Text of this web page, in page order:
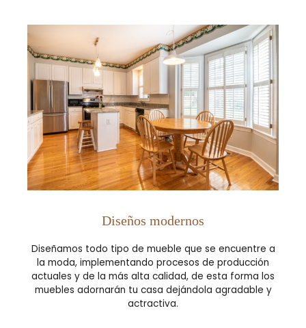
Diseños modernos
Diseñamos todo tipo de mueble que se encuentre a
la moda, implementando procesos de producción
actuales y de la más alta calidad, de esta forma los
muebles adornarán tu casa dejándola agradable y
actractiva.